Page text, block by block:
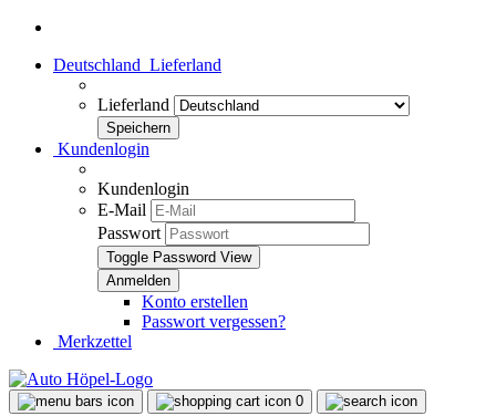
Deutschland Lieferland
Lieferland
Kundenlogin
Kundenlogin
E-Mail
Passwort
Toggle Password View
Konto erstellen
Passwort vergessen?
Merkzettel
0